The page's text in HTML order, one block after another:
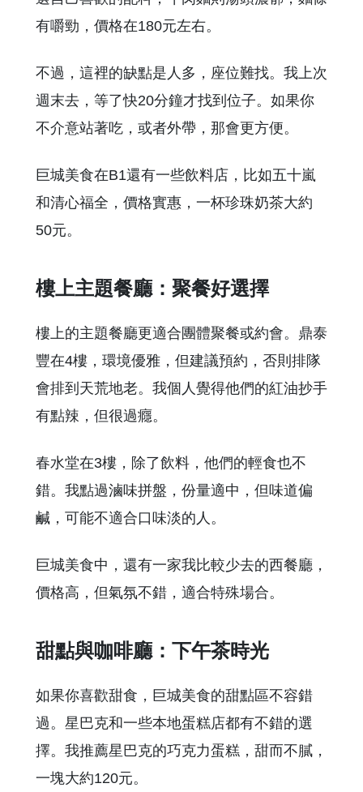
有嚼勁，價格在180元左右。
不過，這裡的缺點是人多，座位難找。我上次
週末去，等了快20分鐘才找到位子。如果你
不介意站著吃，或者外帶，那會更方便。
巨城美食在B1還有一些飲料店，比如五十嵐
和清心福全，價格實惠，一杯珍珠奶茶大約
50元。
樓上主題餐廳：聚餐好選擇
樓上的主題餐廳更適合團體聚餐或約會。鼎泰
豐在4樓，環境優雅，但建議預約，否則排隊
會排到天荒地老。我個人覺得他們的紅油抄手
有點辣，但很過癮。
春水堂在3樓，除了飲料，他們的輕食也不
錯。我點過滷味拼盤，份量適中，但味道偏
鹹，可能不適合口味淡的人。
巨城美食中，還有一家我比較少去的西餐廳，
價格高，但氣氛不錯，適合特殊場合。
甜點與咖啡廳：下午茶時光
如果你喜歡甜食，巨城美食的甜點區不容錯
過。星巴克和一些本地蛋糕店都有不錯的選
擇。我推薦星巴克的巧克力蛋糕，甜而不膩，
一塊大約120元。